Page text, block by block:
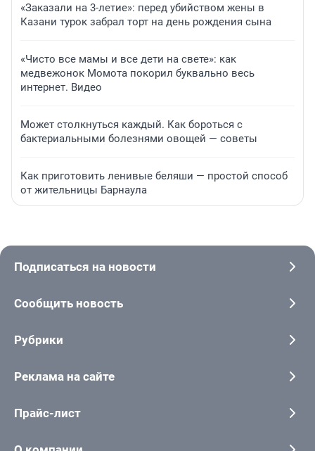
«Заказали на 3-летие»: перед убийством жены в
Казани турок забрал торт на день рождения сына
«Чисто все мамы и все дети на свете»: как
медвежонок Момота покорил буквально весь
интернет. Видео
Может столкнуться каждый. Как бороться с
бактериальными болезнями овощей — советы
Как приготовить ленивые беляши — простой способ
от жительницы Барнаула
Подписаться на новости
Сообщить новость
Рубрики
Реклама на сайте
Прайс-лист